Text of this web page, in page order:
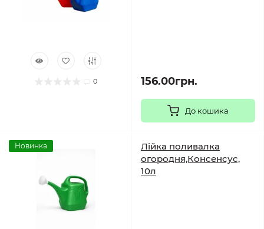
0 156.00грн.
До кошика
Новинка
Лійка поливалка
огородня,Консенсус,
10л